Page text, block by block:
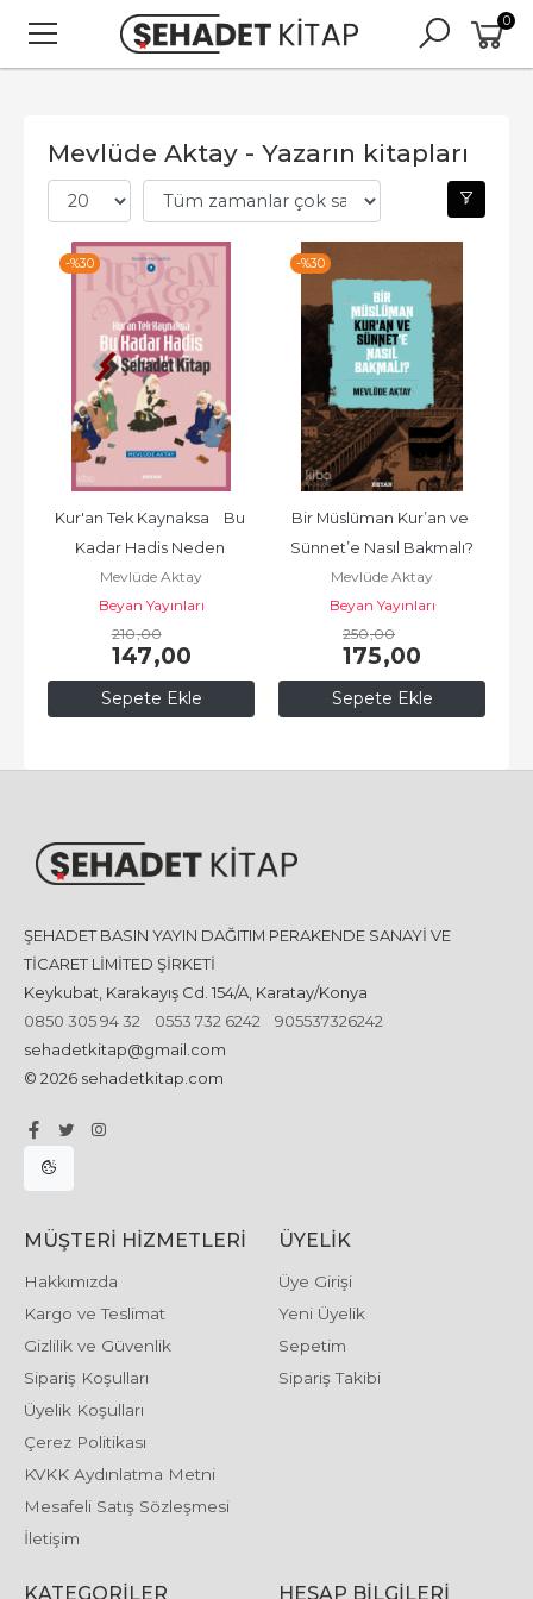
0
Mevlüde Aktay - Yazarın kitapları
-%30
Sepete Ekle
Kur'an Tek Kaynaksa    Bu
Kadar Hadis Neden
Var?;Neden Var Serisi -7
Mevlüde Aktay
Beyan Yayınları
210,00
147,00
-%30
Sepete Ekle
Bir Müslüman Kur’an ve
Sünnet’e Nasıl Bakmalı?
Mevlüde Aktay
Beyan Yayınları
250,00
175,00
ŞEHADET BASIN YAYIN DAĞITIM PERAKENDE SANAYİ VE
TİCARET LİMİTED ŞİRKETİ
Keykubat, Karakayış Cd. 154/A, Karatay/Konya
0850 305 94 32
0553 732 6242
905537326242
sehadetkitap@gmail.com
© 2026 sehadetkitap.com
MÜŞTERI HIZMETLERI
Hakkımızda
Kargo ve Teslimat
Gizlilik ve Güvenlik
Sipariş Koşulları
Üyelik Koşulları
Çerez Politikası
KVKK Aydınlatma Metni
Mesafeli Satış Sözleşmesi
İletişim
ÜYELIK
Üye Girişi
Yeni Üyelik
Sepetim
Sipariş Takibi
KATEGORILER HESAP BILGILERI